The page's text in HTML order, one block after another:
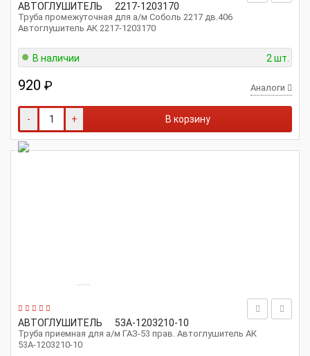
АВТОГЛУШИТЕЛЬ 2217-1203170
Труба промежуточная для а/м Соболь 2217 дв.406
Автоглушитель АК 2217-1203170
В наличии 2 шт.
920 ₽ Аналоги
- + В корзину
АВТОГЛУШИТЕЛЬ 53А-1203210-10
Труба приемная для а/м ГАЗ-53 прав. Автоглушитель АК
53А-1203210-10